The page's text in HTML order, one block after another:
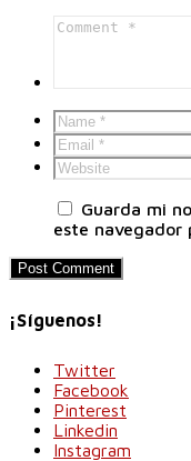
Guarda mi
este navegador
¡Síguenos!
Twitter
Facebook
Pinterest
Linkedin
Instagram